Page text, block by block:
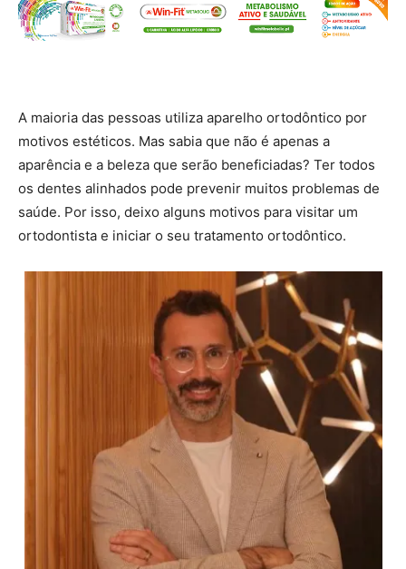
A maioria das pessoas utiliza aparelho ortodôntico por
motivos estéticos. Mas sabia que não é apenas a
aparência e a beleza que serão beneficiadas? Ter todos
os dentes alinhados pode prevenir muitos problemas de
saúde. Por isso, deixo alguns motivos para visitar um
ortodontista e iniciar o seu tratamento ortodôntico.